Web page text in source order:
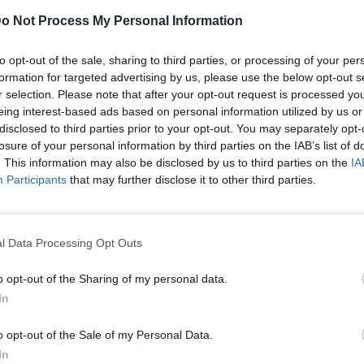
Not Process My Personal Information
opt-out of the sale, sharing to third parties, or processing of your
for targeted advertising by us, please use the below opt-out
selection. Please note that after your opt-out request is processed
interest-based ads based on personal information utilized by us
to third parties prior to your opt-out. You may separately
of your personal information by third parties on the IAB’s list of
This information may also be disclosed by us to third parties on the
Participants that may further disclose it to other third parties.
Data Processing Opt Outs
opt-out of the Sharing of my personal data.
opt-out of the Sale of my Personal Data.
contar con especialistas en el área
con el innovador módulo salas de Hybo que
de escenarios personalizados y
de oficina